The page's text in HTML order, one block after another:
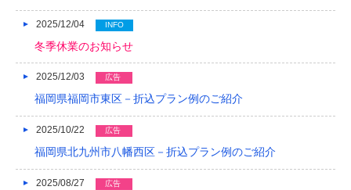
2018/02
2018/01
2017/12
2017/11
2017/09
2025/12/04 INFO
冬季休業のお知らせ
2025/12/03 広告
福岡県福岡市東区－折込プラン例のご紹介
2025/10/22 広告
福岡県北九州市八幡西区－折込プラン例のご紹介
2025/08/27 広告